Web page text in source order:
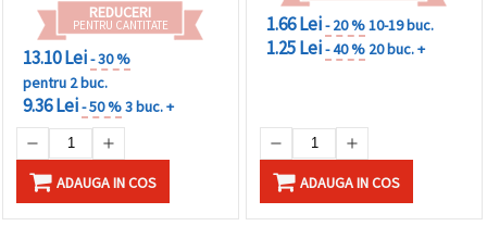
REDUCERI
PENTRU CANTITATE
13.10 Lei- 30 %
pentru 2 buc.
9.36 Lei- 50 %3 buc. +
ADAUGA IN COS
1.66 Lei- 20 %10-19 buc.
1.25 Lei- 40 % 20 buc. +
ADAUGA IN COS